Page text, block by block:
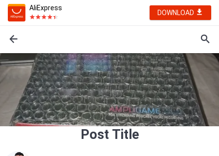
AliExpress
DOWNLOAD
Post Title